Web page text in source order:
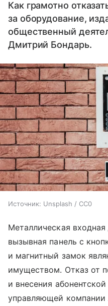
Как грамотно
за оборудование,
общественный
Дмитрий Бондарь.
Источник: Unsplash / CC0
Металлическая
вызывная панель с
и магнитный замок
имуществом. Отказ от
и внесения
управляющей компании